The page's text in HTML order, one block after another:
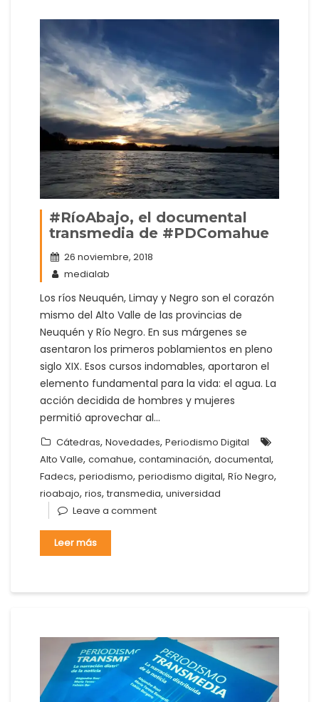
#RíoAbajo, el documental
transmedia de #PDComahue
26 noviembre, 2018
medialab
Los ríos Neuquén, Limay y Negro son el corazón
mismo del Alto Valle de las provincias de
Neuquén y Río Negro. En sus márgenes se
asentaron los primeros poblamientos en pleno
siglo XIX. Esos cursos indomables, aportaron el
elemento fundamental para la vida: el agua. La
acción decidida de hombres y mujeres
permitió aprovechar al…
Cátedras, Novedades, Periodismo Digital
Alto Valle, comahue, contaminación, documental,
Fadecs, periodismo, periodismo digital, Río Negro,
rioabajo, rios, transmedia, universidad
Leave a comment
Leer más